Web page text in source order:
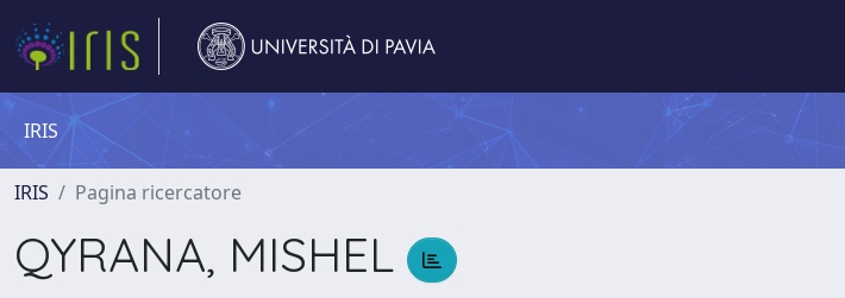
IRIS
IRIS Pagina ricercatore
QYRANA, MISHEL